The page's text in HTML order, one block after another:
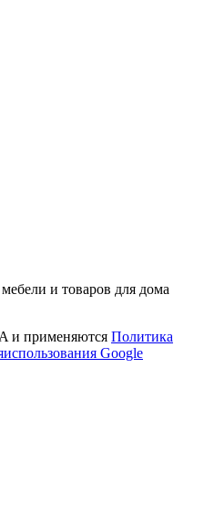
и товаров для дома
и применяются Политика
Google